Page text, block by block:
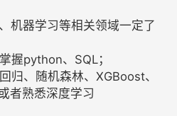
机器学习等相关领域一定了
握python、SQL；
归、随机森林、XGBoost、
者熟悉深度学习